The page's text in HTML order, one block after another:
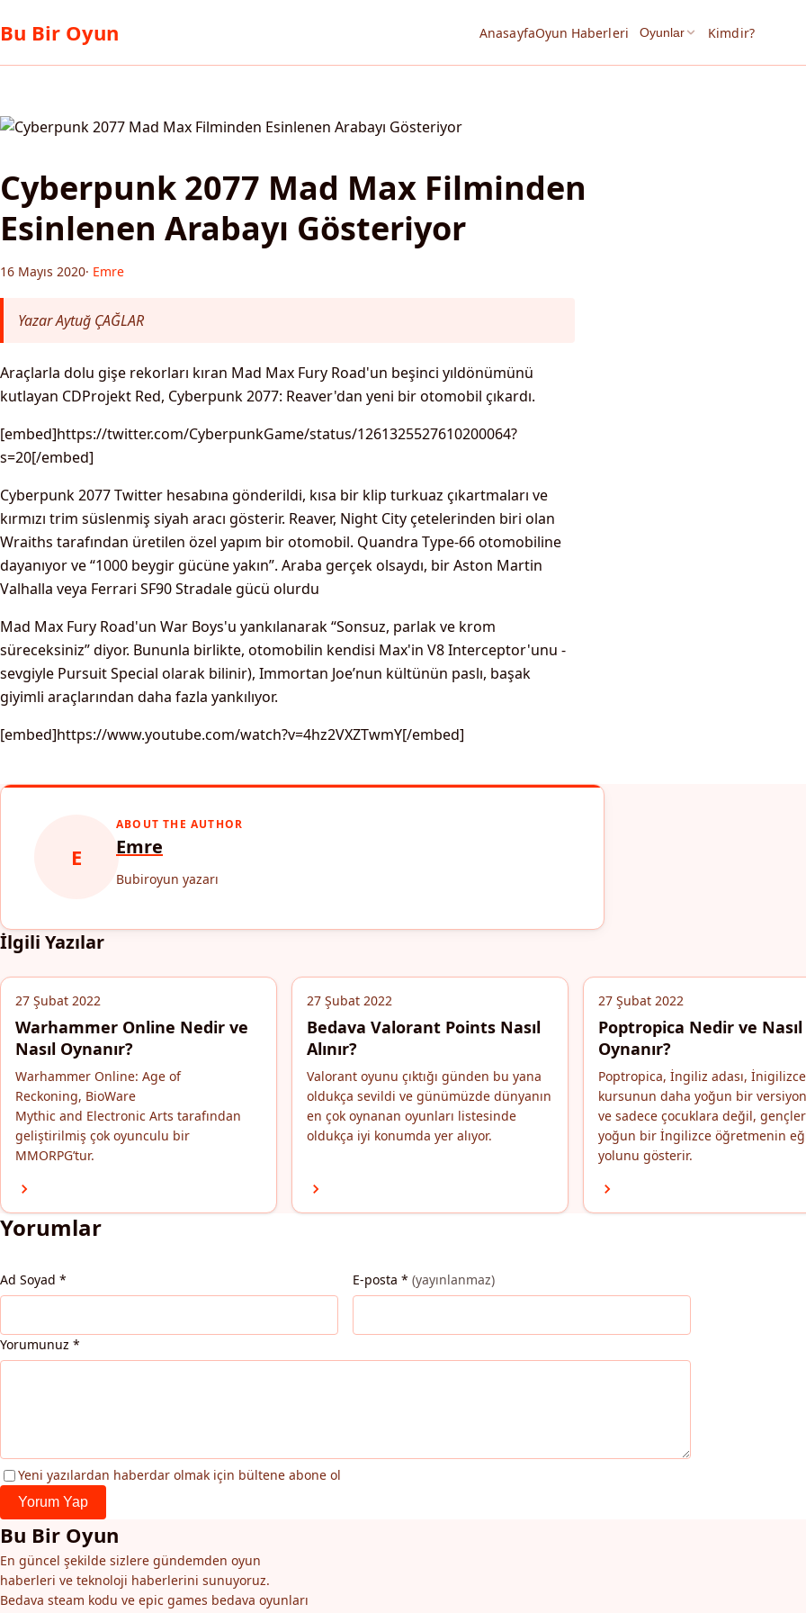
Bu Bir Oyun AnasayfaOyun Haberleri Oyunlar Kimdir?
Cyberpunk 2077 Mad Max Filminden
Esinlenen Arabayı Gösteriyor
16 Mayıs 2020· Emre
Yazar Aytuğ ÇAĞLAR
Araçlarla dolu gişe rekorları kıran Mad Max Fury Road'un beşinci yıldönümünü
kutlayan CDProjekt Red, Cyberpunk 2077: Reaver'dan yeni bir otomobil çıkardı.
[embed]https://twitter.com/CyberpunkGame/status/1261325527610200064?
s=20[/embed]
Cyberpunk 2077 Twitter hesabına gönderildi, kısa bir klip turkuaz çıkartmaları ve
kırmızı trim süslenmiş siyah aracı gösterir. Reaver, Night City çetelerinden biri olan
Wraiths tarafından üretilen özel yapım bir otomobil. Quandra Type-66 otomobiline
dayanıyor ve “1000 beygir gücüne yakın”. Araba gerçek olsaydı, bir Aston Martin
Valhalla veya Ferrari SF90 Stradale gücü olurdu
Mad Max Fury Road'un War Boys'u yankılanarak “Sonsuz, parlak ve krom
süreceksiniz” diyor. Bununla birlikte, otomobilin kendisi Max'in V8 Interceptor'unu -
sevgiyle Pursuit Special olarak bilinir), Immortan Joe’nun kültünün paslı, başak
giyimli araçlarından daha fazla yankılıyor.
[embed]https://www.youtube.com/watch?v=4hz2VXZTwmY[/embed]
E
ABOUT THE AUTHOR
Emre
Bubiroyun yazarı
İlgili Yazılar
27 Şubat 2022
Warhammer Online Nedir ve
Nasıl Oynanır?
Warhammer Online: Age of
Reckoning, BioWare
Mythic and Electronic Arts tarafından
geliştirilmiş çok oyunculu bir
MMORPG’tur.
27 Şubat 2022
Bedava Valorant Points Nasıl
Alınır?
Valorant oyunu çıktığı günden bu yana
oldukça sevildi ve günümüzde dünyanın
en çok oynanan oyunları listesinde
oldukça iyi konumda yer alıyor.
27 Şubat 2022
Poptropica Nedir ve Nasıl
Oynanır?
Poptropica, İngiliz adası, İnigilizce
kursunun daha yoğun bir
ve sadece çocuklara değil,
yoğun bir İngilizce öğretmenin
yolunu gösterir.
Yorumlar
Ad Soyad * E-posta * (yayınlanmaz)
Yorumunuz *
Yeni yazılardan haberdar olmak için bültene abone ol
Yorum Yap
Bu Bir Oyun
En güncel şekilde sizlere gündemden oyun
haberleri ve teknoloji haberlerini sunuyoruz.
Bedava steam kodu ve epic games bedava oyunları